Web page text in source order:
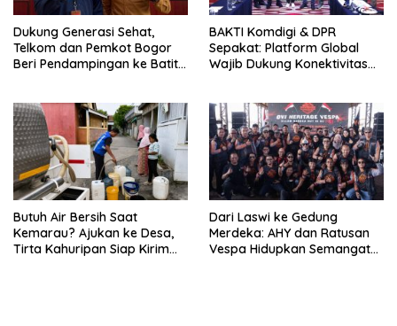
Dukung Generasi Sehat,
Telkom dan Pemkot Bogor
Beri Pendampingan ke Batita
BAKTI Komdigi & DPR
Sepakat: Platform Global
Wajib Dukung Konektivitas
Butuh Air Bersih Saat
Kemarau? Ajukan ke Desa,
Tirta Kahuripan Siap Kirim
Dari Laswi ke Gedung
Merdeka: AHY dan Ratusan
Vespa Hidupkan Semangat